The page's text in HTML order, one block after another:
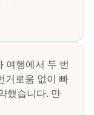
여행에서 두 번
거로움 없이 빠
했습니다. 만